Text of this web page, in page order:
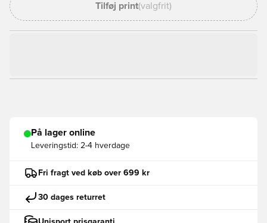
Tilføj print(valgfrit)
På lager online
Leveringstid: 2-4 hverdage
Fri fragt ved køb over 699 kr
30 dages returret